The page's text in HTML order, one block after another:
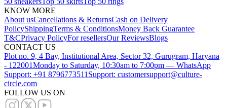
KNOW MORE
About usCancellations & ReturnsCash on Delivery
PolicyShippingTerms & ConditionsMoney Back Guarantee
T&CPrivacy PolicyFor resellersOur ReviewsBlogs
CONTACT US
Plot no. 9, 4 Bay, Institutional Area, Sector 32, Gurugram, Haryana
- 122001Monday to Saturday, 10:30am to 7:00pm — WhatsApp
Support: +91 8796773511 Support: customersupport@culture-
circle.com
FOLLOW US ON